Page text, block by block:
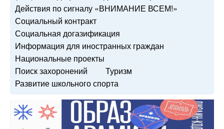
Действия по сигналу «ВНИМАНИЕ ВСЕМ!»
Социальный контракт
Социальная догазификация
Информация для иностранных граждан
Национальные проекты
Поиск захоронений
Туризм
Развитие школьного спорта